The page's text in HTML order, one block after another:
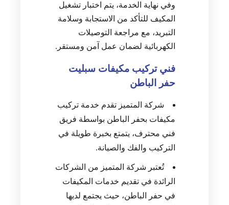
وفي نهاية الخدمة، يتم اختبار تشغيل
المكيف للتأكد من الاستجابة وسلامة
التبريد، مع مراجعة التوصيلات
الكهربائية لضمان عمل آمن ومستقر.
فني تركيب مكيفات سبليت
حفر الباطن
شركة المتميز تقدم خدمة تركيب
مكيفات بحفر الباطن بواسطة فريق
فني محترف، يتمتع بخبرة طويلة في
التركيب والفك والصيانة.
تُعتبر شركة المتميز من الشركات
الرائدة في تقديم خدمات المكيفات
في حفر الباطن، حيث يجتمع لديها